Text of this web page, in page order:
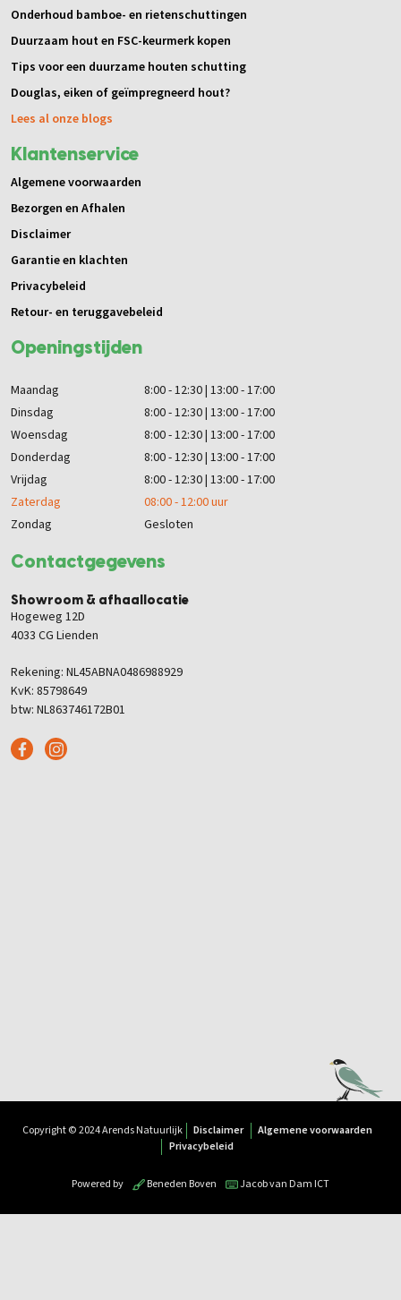
Contactgegevens
Showroom & afhaallocatie
Hogeweg 12D
4033 CG Lienden
Rekening: NL45ABNA0486988929
KvK: 85798649
btw: NL863746172B01
Openingstijden
Maandag
8:00 - 12:30 | 13:00 - 17:00
Dinsdag
8:00 - 12:30 | 13:00 - 17:00
Woensdag
8:00 - 12:30 | 13:00 - 17:00
Donderdag
8:00 - 12:30 | 13:00 - 17:00
Vrijdag
8:00 - 12:30 | 13:00 - 17:00
Zaterdag
08:00 - 12:00 uur
Zondag
Gesloten
Onderhoud bamboe- en rietenschuttingen
Duurzaam hout en FSC-keurmerk kopen
Tips voor een duurzame houten schutting
Douglas, eiken of geïmpregneerd hout?
Lees al onze blogs
Klantenservice
Algemene voorwaarden
Bezorgen en Afhalen
Disclaimer
Garantie en klachten
Privacybeleid
Retour- en teruggavebeleid
Copyright © 2024 Arends Natuurlijk Disclaimer
Algemene voorwaarden
Privacybeleid
Powered by Beneden Boven Jacob van Dam ICT